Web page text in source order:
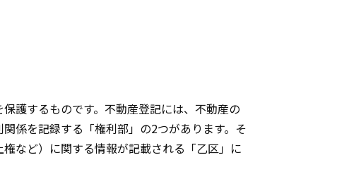
護するものです。不動産登記には、不動産の
係を記録する「権利部」の2つがあります。そ
など）に関する情報が記載される「乙区」に